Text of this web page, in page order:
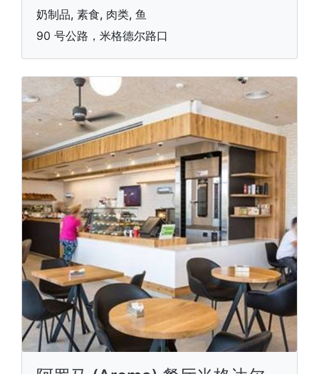
奶制品, 素食, 肉类, 鱼
90 号公路，米格德尔路口